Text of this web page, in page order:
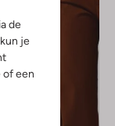
de
je
of een